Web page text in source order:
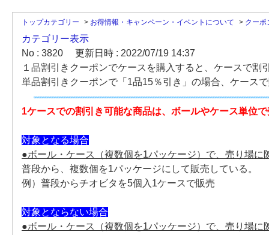
トップカテゴリー > お得情報・キャンペーン・イベントについて > クーポ
カテゴリー表示
No : 3820
更新日時 : 2022/07/19 14:37
１品割引きクーポンでケースを購入すると、ケースで割
単品割引きクーポンで「1品15％引き」の場合、ケース
1ケースでの割引き可能な商品は、ボールやケース単位
対象となる場合
●ボール・ケース（複数個を1パッケージ）で、売り場に
普段から、複数個を1パッケージにして販売している。
例）普段からチオビタを5個入1ケースで販売
対象とならない場合
●ボール・ケース（複数個を1パッケージ）で、売り場に